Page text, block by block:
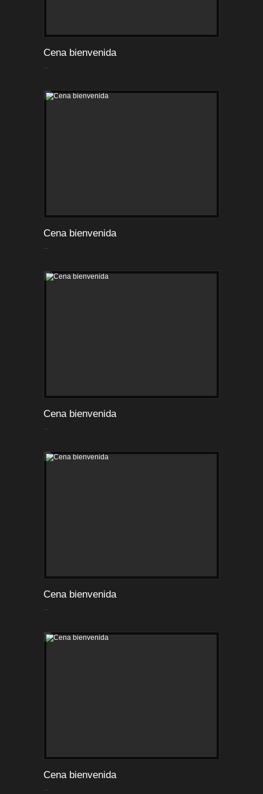
Cena bienvenida
...
Cena bienvenida
...
Cena bienvenida
...
Cena bienvenida
...
Cena bienvenida
...